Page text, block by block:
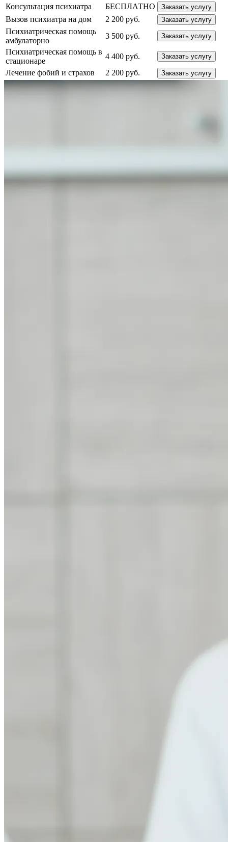
Консультация психиатра
БЕСПЛАТНО Заказать услугу
Вызов психиатра на дом 2 200 руб. Заказать услугу
Психиатрическая помощь
амбулаторно
3 500 руб. Заказать услугу
Психиатрическая помощь в
стационаре
4 400 руб. Заказать услугу
Лечение фобий и страхов 2 200 руб. Заказать услугу